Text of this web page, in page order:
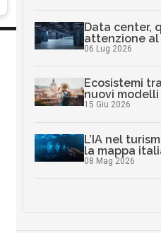
Data center,
attenzione
06 Lug 2026
Ecosistemi
nuovi
15 Giu 2026
L’IA nel
la mappa
08 Mag 2026